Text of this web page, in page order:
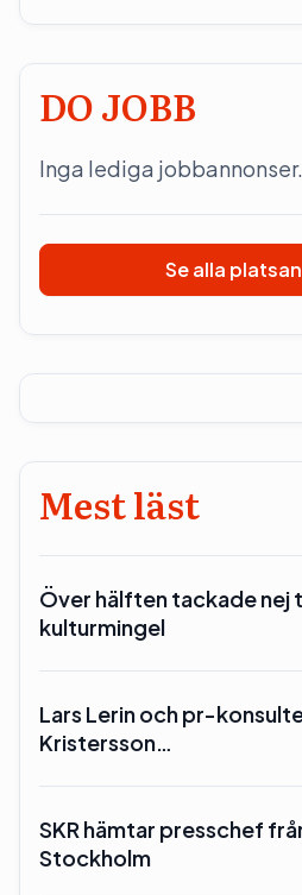
DO JOBB
Inga lediga jobbannonser.
Se alla
Mest läst
Över hälften tackade nej
kulturmingel
Lars Lerin och pr-
Kristersson…
SKR hämtar presschef
Stockholm